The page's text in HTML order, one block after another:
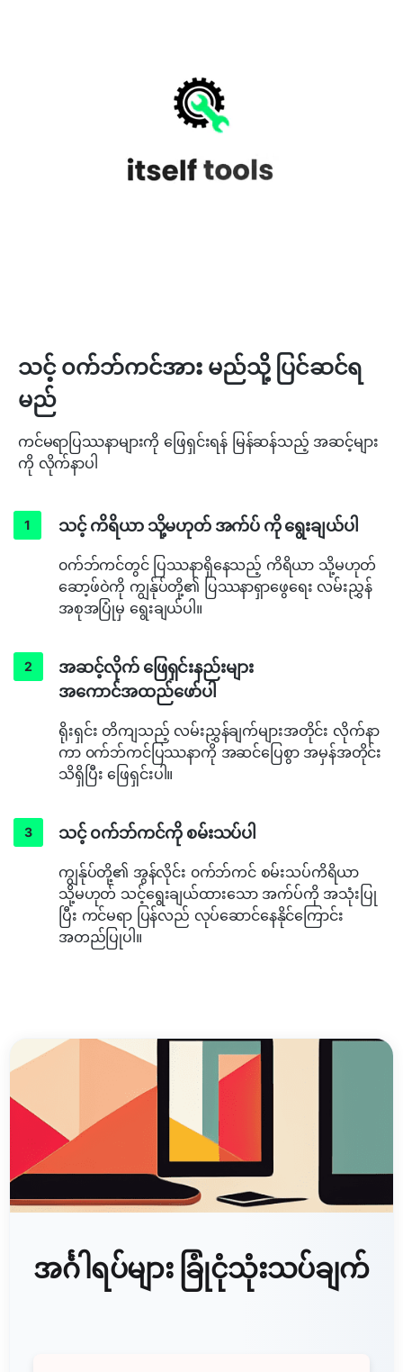
သင့် ၀က်ဘ်ကင်အား မည်သို့ ပြင်ဆင်ရ
မည်
ကင်မရာပြဿနာများကို ဖြေရှင်းရန် မြန်ဆန်သည့် အဆင့်များ
ကို လိုက်နာပါ
သင့် ကိရိယာ သို့မဟုတ် အက်ပ် ကို ရွေးချယ်ပါ
၀က်ဘ်ကင်တွင် ပြဿနာရှိနေသည့် ကိရိယာ သို့မဟုတ်
ဆော့ဖ်ဝဲကို ကျွန်ုပ်တို့၏ ပြဿနာရှာဖွေရေး လမ်းညွှန်
အစုအပြုံမှ ရွေးချယ်ပါ။
အဆင့်လိုက် ဖြေရှင်းနည်းများ
အကောင်အထည်ဖော်ပါ
ရိုးရှင်း တိကျသည့် လမ်းညွှန်ချက်များအတိုင်း လိုက်နာ
ကာ ၀က်ဘ်ကင်ပြဿနာကို အဆင်ပြေစွာ အမှန်အတိုင်း
သိရှိပြီး ဖြေရှင်းပါ။
သင့် ၀က်ဘ်ကင်ကို စမ်းသပ်ပါ
ကျွန်ုပ်တို့၏ အွန်လိုင်း ၀က်ဘ်ကင် စမ်းသပ်ကိရိယာ
သို့မဟုတ် သင့်ရွေးချယ်ထားသော အက်ပ်ကို အသုံးပြု
ပြီး ကင်မရာ ပြန်လည် လုပ်ဆောင်နေနိုင်ကြောင်း
အတည်ပြုပါ။
အင်္ဂါရပ်များ ခြုံငုံသုံးသပ်ချက်